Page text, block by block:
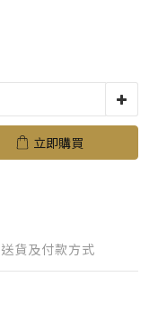
立即購買
送貨及付款方式